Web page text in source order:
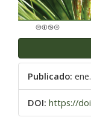
Publicado:
DOI: https://